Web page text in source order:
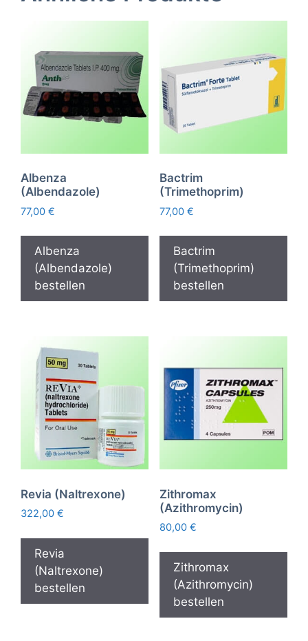
Albenza
(Albendazole)
77,00 €
Albenza
(Albendazole)
bestellen
Bactrim
(Trimethoprim)
77,00 €
Bactrim
(Trimethoprim)
bestellen
Revia (Naltrexone)
322,00 €
Revia
(Naltrexone)
bestellen
Zithromax
(Azithromycin)
80,00 €
Zithromax
(Azithromycin)
bestellen